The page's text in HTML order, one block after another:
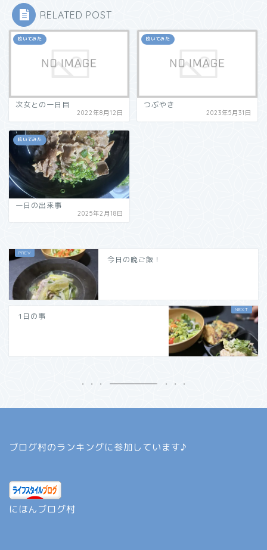
RELATED POST
呟いてみた
次女との一日目
2022年8月12日
呟いてみた
つぶやき
2023年5月31日
呟いてみた
一日の出来事
2025年2月18日
今日の晩ご飯！
1日の事
ブログ村のランキングに参加しています♪
にほんブログ村